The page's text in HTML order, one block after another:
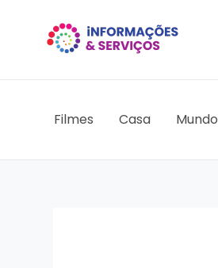
Filmes Casa Mundo